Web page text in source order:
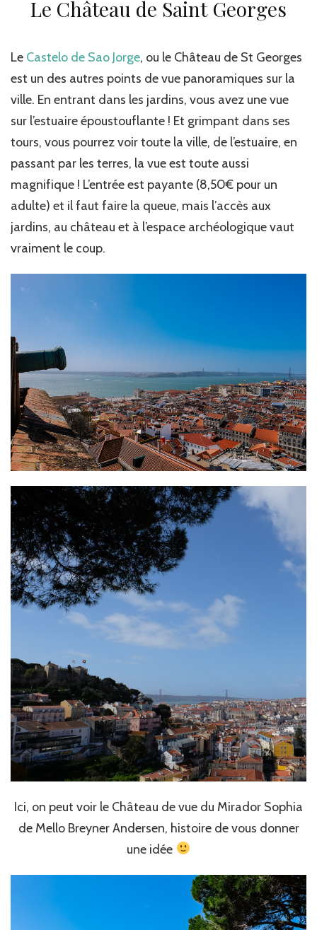
Le Château de Saint Georges
Le Castelo de Sao Jorge, ou le Château de St Georges
est un des autres points de vue panoramiques sur la
ville. En entrant dans les jardins, vous avez une vue
sur l’estuaire époustouflante ! Et grimpant dans ses
tours, vous pourrez voir toute la ville, de l’estuaire, en
passant par les terres, la vue est toute aussi
magnifique ! L’entrée est payante (8,50€ pour un
adulte) et il faut faire la queue, mais l’accès aux
jardins, au château et à l’espace archéologique vaut
vraiment le coup.
Ici, on peut voir le Château de vue du Mirador Sophia
de Mello Breyner Andersen, histoire de vous donner
une idée